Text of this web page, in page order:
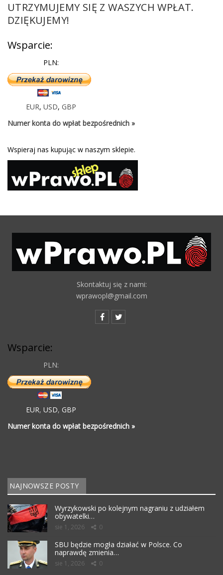
UTRZYMUJEMY SIĘ Z WASZYCH WPŁAT.
DZIĘKUJEMY!
Wsparcie:
PLN:
EUR, USD, GBP
Numer konta do wpłat bezpośrednich »
Wspieraj nas kupując w naszym sklepie.
Skontaktuj się z nami:
wprawopl@gmail.com
Wsparcie:
PLN:
EUR, USD, GBP
Numer konta do wpłat bezpośrednich »
NAJNOWSZE POSTY
Wyrzykowski po kolejnym nagraniu z udziałem
obywatelki…
sie 1, 2026 0
SBU będzie mogła działać w Polsce. Co
naprawdę zmienia…
sie 1, 2026 0